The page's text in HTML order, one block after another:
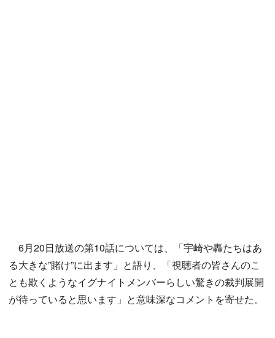
6月20日放送の第10話については、「宇崎や轟たちはあ
る大きな”賭け”に出ます」と語り、「視聴者の皆さんのこ
とも欺くようなイグナイトメンバーらしい驚きの裁判展開
が待っていると思います」と意味深なコメントを寄せた。